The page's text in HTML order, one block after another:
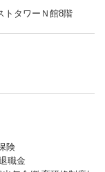
タワーＮ館8階
険
職金